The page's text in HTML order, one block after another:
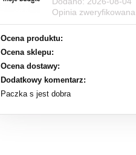
Opinia zweryfikowana
Ocena produktu:
Ocena sklepu:
Ocena dostawy:
Dodatkowy komentarz:
Paczka s jest dobra